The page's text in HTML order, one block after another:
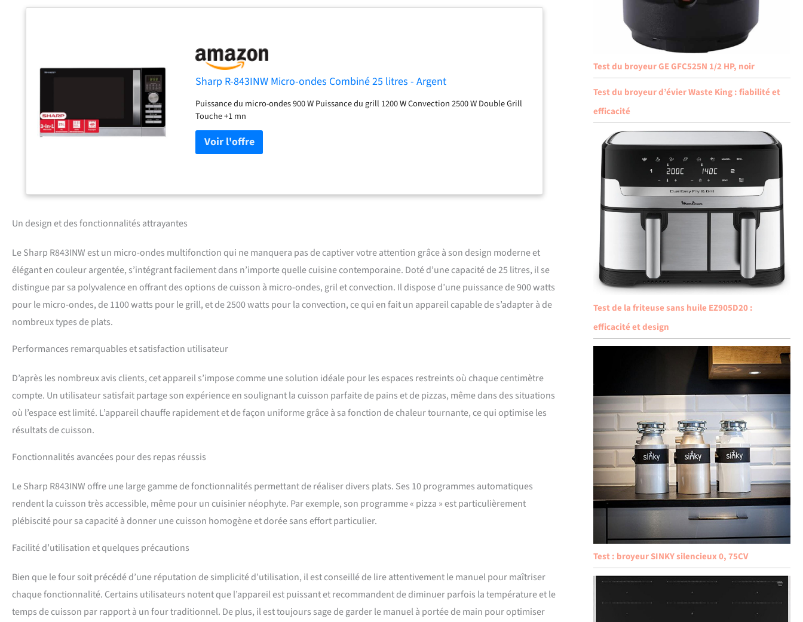
Sharp R-843INW Micro-ondes Combiné 25 litres - Argent
Puissance du micro-ondes 900 W Puissance du grill 1200 W Convection 2500 W Double Grill
Touche +1 mn
Un design et des fonctionnalités attrayantes
Le Sharp R843INW est un micro-ondes multifonction qui ne manquera pas de captiver votre attention grâce à son design moderne et
élégant en couleur argentée, s’intégrant facilement dans n’importe quelle cuisine contemporaine. Doté d’une capacité de 25 litres, il se
distingue par sa polyvalence en offrant des options de cuisson à micro-ondes, gril et convection. Il dispose d’une puissance de 900 watts
pour le micro-ondes, de 1100 watts pour le grill, et de 2500 watts pour la convection, ce qui en fait un appareil capable de s’adapter à de
nombreux types de plats.
Performances remarquables et satisfaction utilisateur
D’après les nombreux avis clients, cet appareil s’impose comme une solution idéale pour les espaces restreints où chaque centimètre
compte. Un utilisateur satisfait partage son expérience en soulignant la cuisson parfaite de pains et de pizzas, même dans des situations
où l’espace est limité. L’appareil chauffe rapidement et de façon uniforme grâce à sa fonction de chaleur tournante, ce qui optimise les
résultats de cuisson.
Fonctionnalités avancées pour des repas réussis
Le Sharp R843INW offre une large gamme de fonctionnalités permettant de réaliser divers plats. Ses 10 programmes automatiques
rendent la cuisson très accessible, même pour un cuisinier néophyte. Par exemple, son programme « pizza » est particulièrement
plébiscité pour sa capacité à donner une cuisson homogène et dorée sans effort particulier.
Facilité d’utilisation et quelques précautions
Bien que le four soit précédé d’une réputation de simplicité d’utilisation, il est conseillé de lire attentivement le manuel pour maîtriser
chaque fonctionnalité. Certains utilisateurs notent que l’appareil est puissant et recommandent de diminuer parfois la température et le
temps de cuisson par rapport à un four traditionnel. De plus, il est toujours sage de garder le manuel à portée de main pour optimiser
Test du broyeur GE GFC525N 1/2 HP, noir
Test du broyeur d’évier Waste King : fiabilité et
efficacité
Test de la friteuse sans huile EZ905D20 :
efficacité et design
Test : broyeur SINKY silencieux 0, 75CV